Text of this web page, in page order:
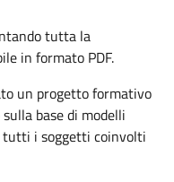
tutta la
in formato PDF.
un progetto formativo
base di modelli
i soggetti coinvolti